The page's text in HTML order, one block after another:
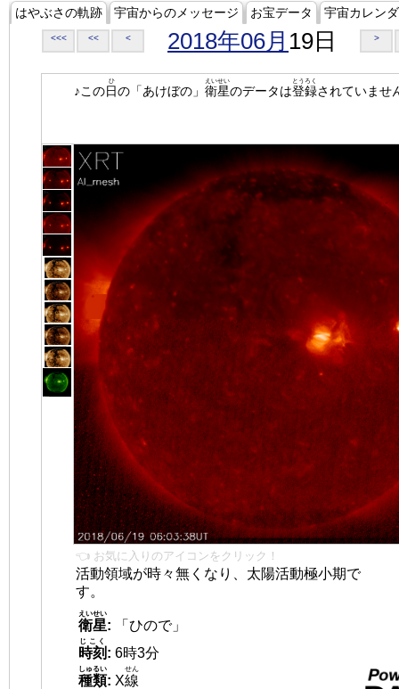
はやぶさの軌跡 宇宙からのメッセージ お宝データ 宇宙カレン
<<< << < 2018年06月 19日 >
♪この日
ひ
の「あけぼの」 衛星
えいせい
のデータは登録
とうろく
されていませ
👈 お気に入りのアイコンをクリック！
活動領域が時々無くなり、太陽活動極小期で
す。
衛星
えいせい
:
「ひので」
時刻
じこく
: 6時3分
種類
しゅるい
: X線
せん